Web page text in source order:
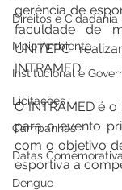
Direitos e Cidadania
Meio Ambiente
Institucional e
Licitações
Campanhas
Datas
Dengue
gerência de
faculdade de
UNITEPC
INTRAMED.
O INTRAMED é
para o evento
com o objetivo
esportiva a